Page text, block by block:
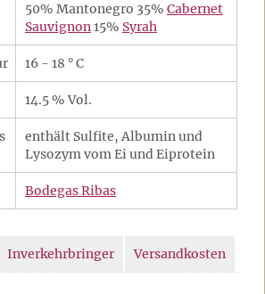
50% Mantonegro 35% Cabernet
Sauvignon15% Syrah
16 - 18 ° C
14.5 % Vol.
enthält Sulfite, Albumin und
Lysozym vom Ei und Eiprotein
Bodegas Ribas
Inverkehrbringer Versandkosten